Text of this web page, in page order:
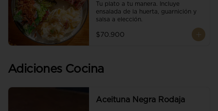
Tu plato a tu manera. Incluye
ensalada de la huerta, guarnición y
salsa a elección.
$70.900
Adiciones Cocina
Aceituna Negra Rodaja